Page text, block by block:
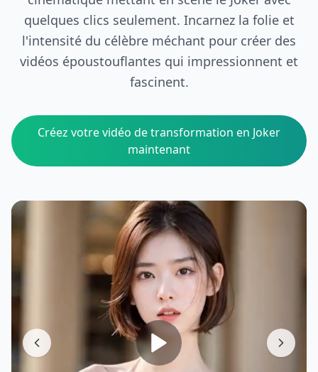
quelques clics seulement. Incarnez la folie et
l'intensité du célèbre méchant pour créer des
vidéos époustouflantes qui impressionnent et
fascinent.
Créez votre vidéo de transformation en Joker
maintenant